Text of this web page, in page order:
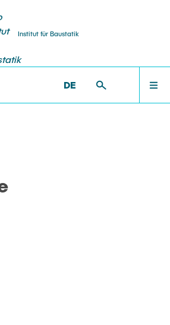
Institut für Baustatik
DE